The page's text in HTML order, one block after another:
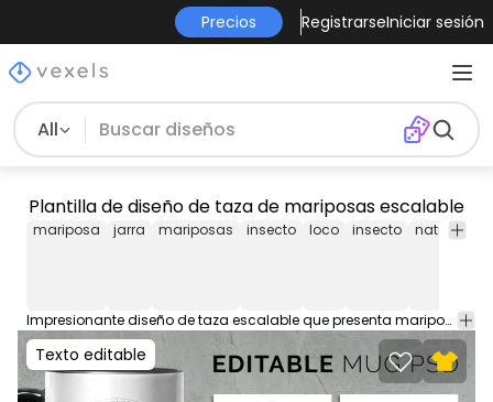
Precios RegistrarseIniciar sesión
All
Plantilla de diseño de taza de mariposas escalable
mariposa jarra mariposas insecto loco insecto naturaleza
Impresionante diseño de taza escalable que presenta mariposas florales. Cree cientos de diseños de tazas con esta plantilla escalable para tazas. Descarga el PSD y edita todo. Perfecto para Redbubble, Etsy o tu propio comercio electrónico de merchandising.
Texto editable